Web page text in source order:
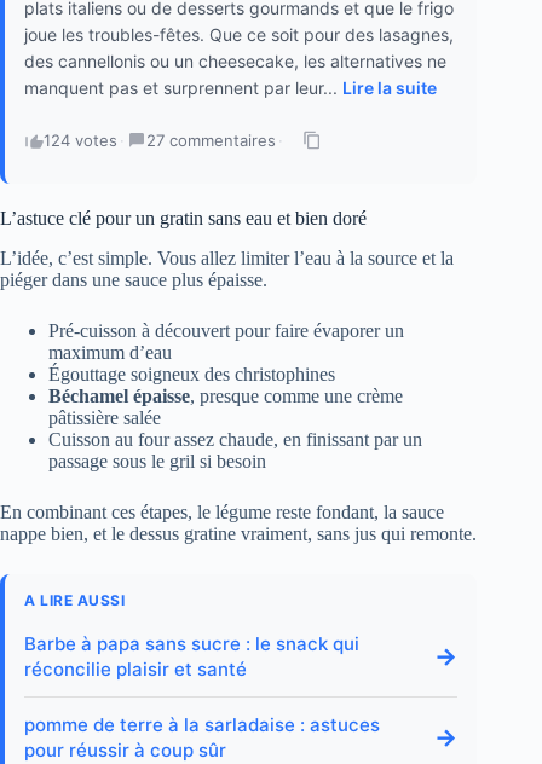
plats italiens ou de desserts gourmands et que le frigo
joue les troubles-fêtes. Que ce soit pour des lasagnes,
des cannellonis ou un cheesecake, les alternatives ne
manquent pas et surprennent par leur... Lire la suite
124 votes · 27 commentaires ·
L’astuce clé pour un gratin sans eau et bien doré
L’idée, c’est simple. Vous allez limiter l’eau à la source et la
piéger dans une sauce plus épaisse.
Pré-cuisson à découvert pour faire évaporer un
maximum d’eau
Égouttage soigneux des christophines
Béchamel épaisse, presque comme une crème
pâtissière salée
Cuisson au four assez chaude, en finissant par un
passage sous le gril si besoin
En combinant ces étapes, le légume reste fondant, la sauce
nappe bien, et le dessus gratine vraiment, sans jus qui remonte.
A LIRE AUSSI
Barbe à papa sans sucre : le snack qui
réconcilie plaisir et santé
→
pomme de terre à la sarladaise : astuces
pour réussir à coup sûr
→